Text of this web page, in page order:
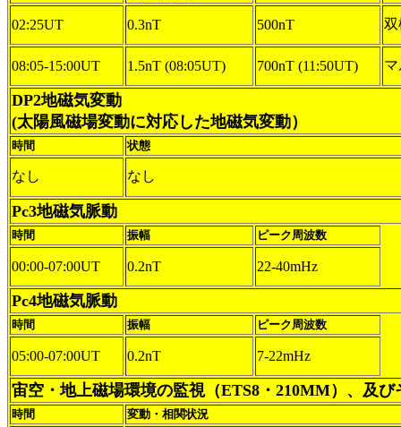
02:25UT 0.3nT 500nT 双
08:05-15:00UT 1.5nT (08:05UT) 700nT (11:50UT)
DP2地磁気変動
(太陽風磁場変動に対応した地磁気変動）
時間 状態
なし なし
Pc3地磁気脈動
時間 振幅 ピーク周波数
00:00-07:00UT 0.2nT 22-40mHz
Pc4地磁気脈動
時間 振幅 ピーク周波数
05:00-07:00UT 0.2nT 7-22mHz
宙空・地上磁場環境の監視（ETS8・210MM）、及び
時間 変動・相関状況